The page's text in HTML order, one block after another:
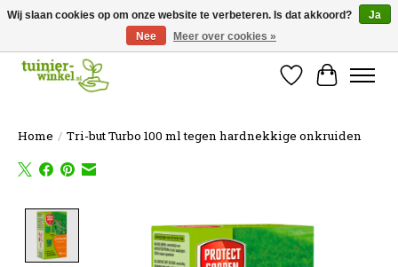
Online tuinartikelen kopen ✓ Online sinds 2007 ✓ Thuiswinkel Waarborg
Verlanglijst
Home / Tri-but Turbo 100 ml tegen hardnekkige onkruiden
Wij slaan cookies op om onze website te verbeteren. Is dat akkoord?
Ja
Nee
Meer over cookies »